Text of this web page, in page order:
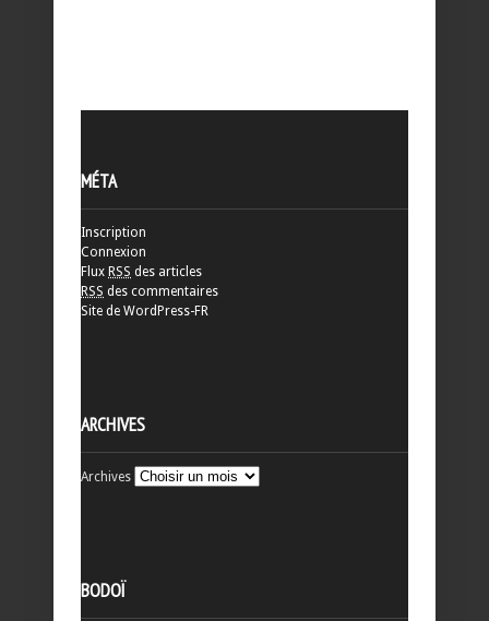
MÉTA
Inscription
Connexion
Flux RSS des articles
RSS des commentaires
Site de WordPress-FR
ARCHIVES
Archives
BODOÏ